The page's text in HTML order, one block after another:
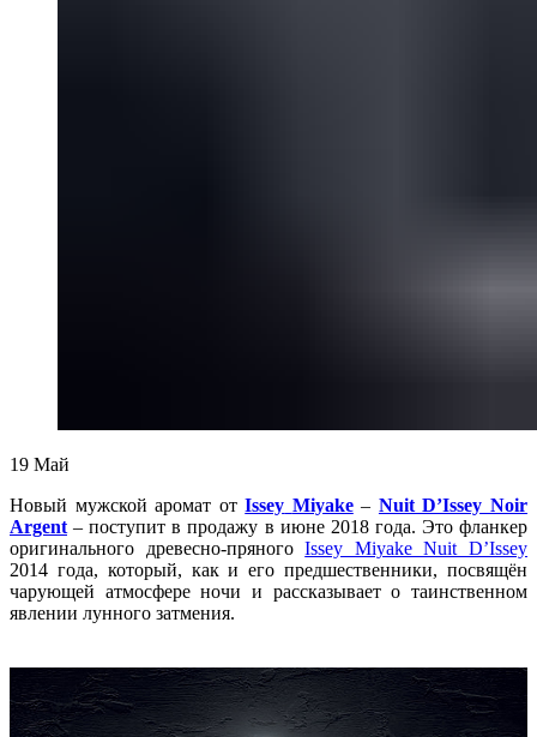
19 Май
Новый мужской аромат отIssey Miyake – Nuit D’Issey Noir
Argent – поступит в продажу в июне 2018 года. Это фланкер
оригинального древесно-пряногоIssey Miyake Nuit D’Issey
2014 года, который, как и его предшественники, посвящён
чарующей атмосфере ночи и рассказывает о таинственном
явлении лунного затмения.